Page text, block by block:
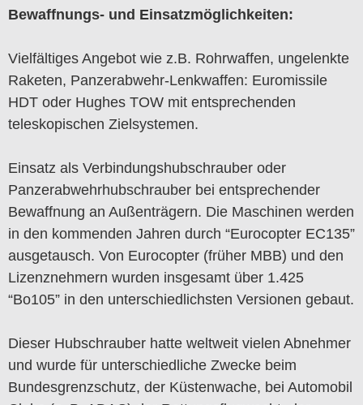
Bewaffnungs- und Einsatzmöglichkeiten:
Vielfältiges Angebot wie z.B. Rohrwaffen, ungelenkte
Raketen, Panzerabwehr-Lenkwaffen: Euromissile
HDT oder Hughes TOW mit entsprechenden
teleskopischen Zielsystemen.
Einsatz als Verbindungshubschrauber oder
Panzerabwehrhubschrauber bei entsprechender
Bewaffnung an Außenträgern. Die Maschinen werden
in den kommenden Jahren durch “Eurocopter EC135”
ausgetausch. Von Eurocopter (früher MBB) und den
Lizenznehmern wurden insgesamt über 1.425
“Bo105” in den unterschiedlichsten Versionen gebaut.
Dieser Hubschrauber hatte weltweit vielen Abnehmer
und wurde für unterschiedliche Zwecke beim
Bundesgrenzschutz, der Küstenwache, bei Automobil